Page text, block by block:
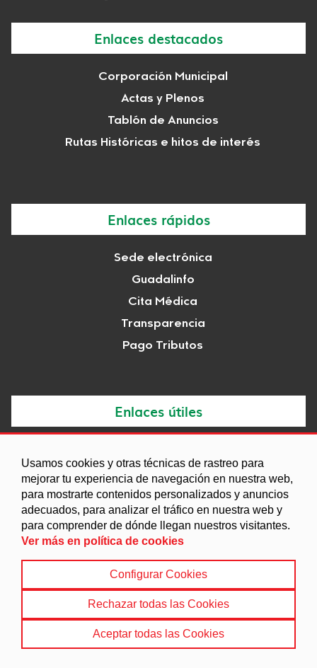
Usamos cookies y otras técnicas de rastreo para
mejorar tu experiencia de navegación en nuestra web,
para mostrarte contenidos personalizados y anuncios
adecuados, para analizar el tráfico en nuestra web y
para comprender de dónde llegan nuestros visitantes.
Ver más en política de cookies
Configurar Cookies
Rechazar todas las Cookies
Aceptar todas las Cookies
Enlaces destacados
Corporación Municipal
Actas y Plenos
Tablón de Anuncios
Rutas Históricas e hitos de interés
Enlaces rápidos
Sede electrónica
Guadalinfo
Cita Médica
Transparencia
Pago Tributos
Enlaces útiles
Agenda
Ordenanzas
Entidades y asociaciones
© 2022 Ayuntamiento de Chimeneas
Política de Cookies